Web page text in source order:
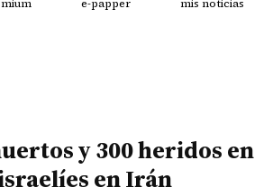
e-papper mis noticias
y 300 heridos en
en Irán